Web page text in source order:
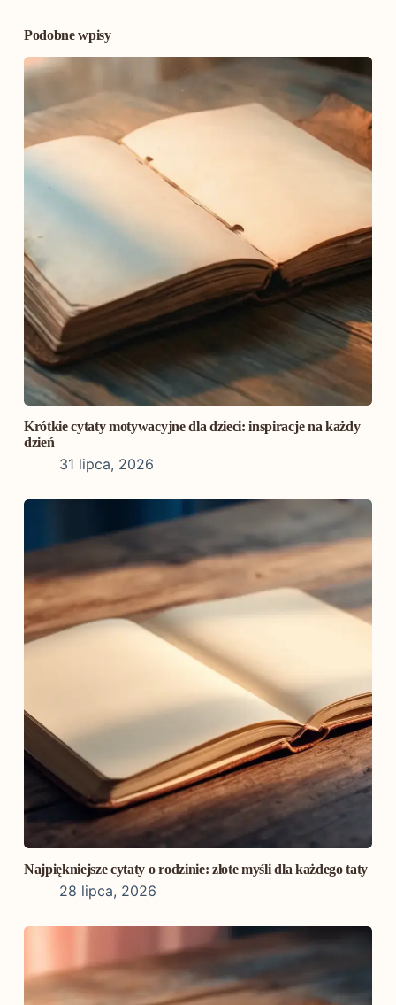
Podobne wpisy
Krótkie cytaty motywacyjne dla dzieci: inspiracje na każdy
dzień
31 lipca, 2026
Najpiękniejsze cytaty o rodzinie: złote myśli dla każdego taty
28 lipca, 2026